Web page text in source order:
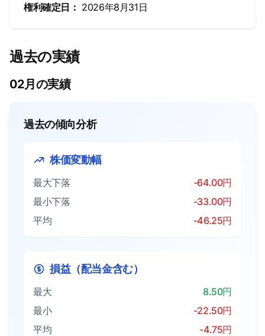
権利確定日： 2026年8月31日
過去の実績
02月の実績
過去の傾向分析
株価変動幅
最大下落
-64.00円
最小下落
-33.00円
平均
-46.25円
損益（配当金含む）
最大
8.50円
最小
-22.50円
平均
-4.75円